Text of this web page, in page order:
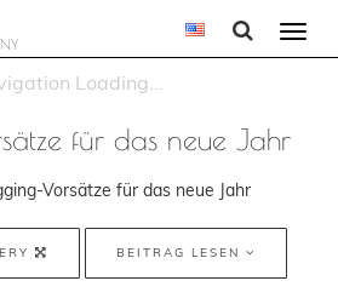
für das neue Jahr
Vorsätze für das neue Jahr
BEITRAG LESEN